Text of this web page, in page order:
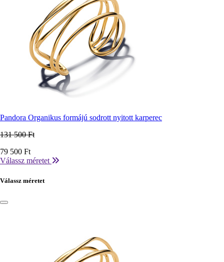
Pandora Organikus formájú sodrott nyitott karperec
131 500 Ft
Ár
79 500 Ft
Válassz méretet
Válassz méretet